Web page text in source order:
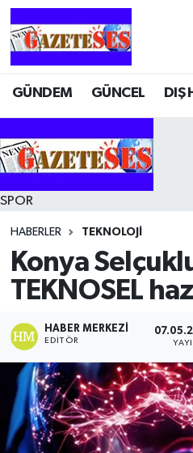
GÜNDEM GÜNCEL DIŞ
SPOR
HABERLER TEKNOLOJİ
Konya
TEKNOSEL
HABER MERKEZI
EDITÖR